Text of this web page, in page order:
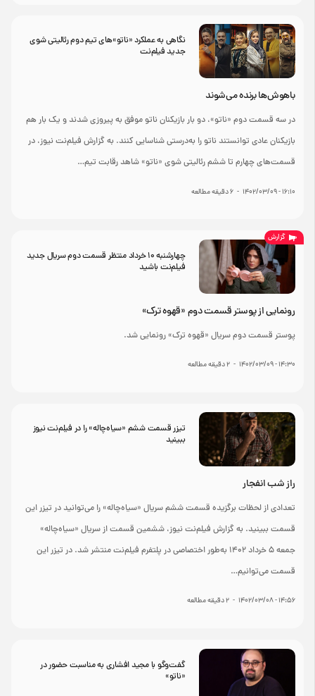
نگاهی به عملکرد «ناتو»های تیم دوم رئالیتی شوی
جدید فیلم‌نت
باهوش‌ها برنده می‌شوند
در سه قسمت دوم «ناتو»، دو بار بازیکنان ناتو موفق به پیروزی شدند و یک بار هم
بازیکنان عادی توانستند ناتو را به‌درستی شناسایی کنند. به گزارش فیلم‌نت نیوز، در
قسمت‌های چهارم تا ششم رئالیتی شوی «ناتو» شاهد رقابت تیم…
۱۶:۱۰ - ۱۴۰۲/۰۳/۰۹ -
6دقیقه مطالعه
گزارش
چهارشنبه 10 خرداد منتظر قسمت دوم سریال جدید
فیلم‌نت باشید
رونمایی از پوستر قسمت دوم «قهوه ترک»
پوستر قسمت دوم سریال «قهوه ترک» رونمایی شد.
۱۴:۳۰ - ۱۴۰۲/۰۳/۰۹ -
2دقیقه مطالعه
تیزر قسمت ششم «سیاه‌چاله» را در فیلم‌نت نیوز
ببینید
راز شب انفجار
تعدادی از لحظات برگزیده قسمت ششم سریال «سیاه‌چاله» را می‌توانید در تیزر این
قسمت ببینید. به گزارش فیلم‌نت نیوز، ششمین قسمت از سریال «سیاه‌چاله»
جمعه ۵ خرداد ۱۴۰۲ به‌طور اختصاصی در پلتفرم فیلم‌نت منتشر شد. در تیزر این
قسمت می‌توانیم…
۱۴:۵۶ - ۱۴۰۲/۰۳/۰۸ -
2دقیقه مطالعه
گفت‌وگو با مجید افشاری به مناسبت حضور در
«ناتو»